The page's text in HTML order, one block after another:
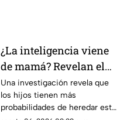
¿La inteligencia viene
de mamá? Revelan el
rol clave de los genes
maternos
Una investigación revela que
los hijos tienen más
probabilidades de heredar este